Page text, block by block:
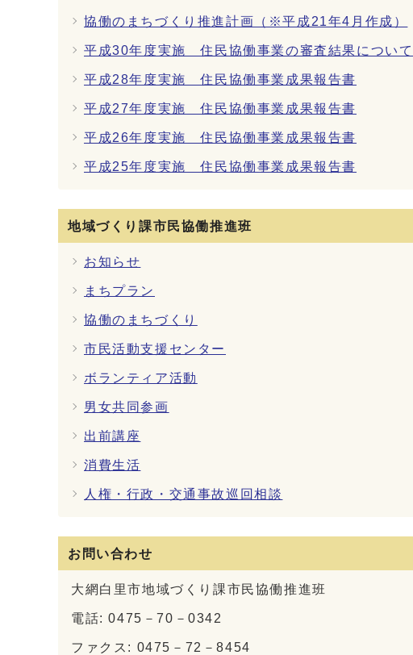
協働のまちづくり推進計画（※平成21年4月作成）
平成30年度実施 住民協働事業の審査結果について
平成28年度実施 住民協働事業成果報告書
平成27年度実施 住民協働事業成果報告書
平成26年度実施 住民協働事業成果報告書
平成25年度実施 住民協働事業成果報告書
地域づくり課市民協働推進班
お知らせ
まちプラン
協働のまちづくり
市民活動支援センター
ボランティア活動
男女共同参画
出前講座
消費生活
人権・行政・交通事故巡回相談
お問い合わせ
大網白里市地域づくり課市民協働推進班
電話: 0475－70－0342
ファクス: 0475－72－8454